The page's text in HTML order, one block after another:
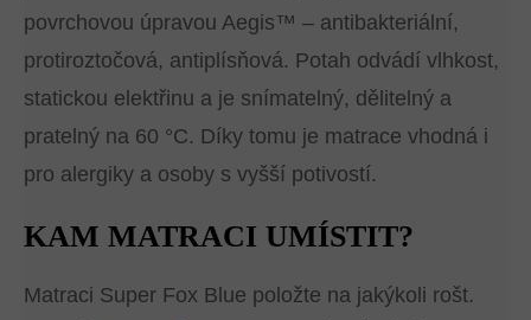
povrchovou úpravou Aegis™ – antibakteriální,
protiroztočová, antiplísňová. Potah odvádí vlhkost,
statickou elektřinu a je snímatelný, dělitelný a
pratelný na 60 °C. Díky tomu je matrace vhodná i
pro alergiky a osoby s vyšší potivostí.
KAM MATRACI UMÍSTIT?
Matraci Super Fox Blue položte na jakýkoli rošt.